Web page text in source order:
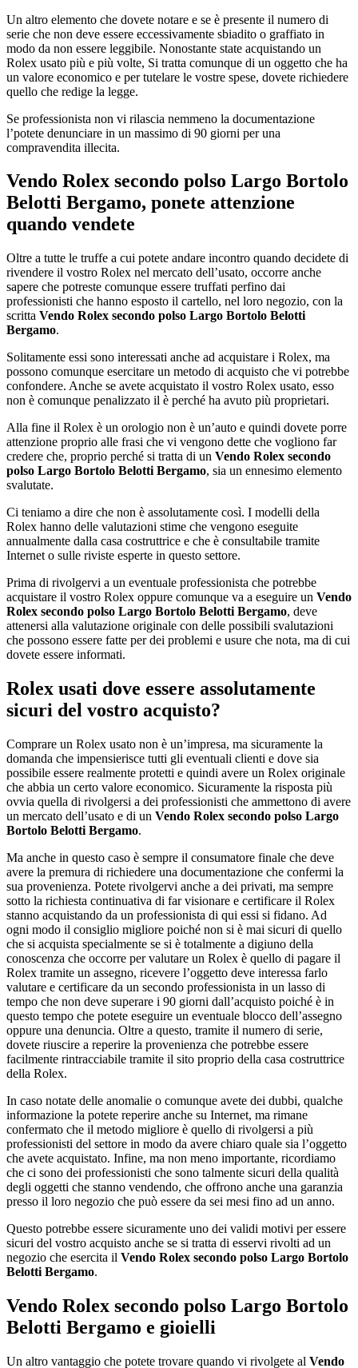
Un altro elemento che dovete notare e se è presente il numero di
serie che non deve essere eccessivamente sbiadito o graffiato in
modo da non essere leggibile. Nonostante state acquistando un
Rolex usato più e più volte, Si tratta comunque di un oggetto che ha
un valore economico e per tutelare le vostre spese, dovete richiedere
quello che redige la legge.
Se professionista non vi rilascia nemmeno la documentazione
l’potete denunciare in un massimo di 90 giorni per una
compravendita illecita.
Vendo Rolex secondo polso Largo Bortolo
Belotti Bergamo, ponete attenzione
quando vendete
Oltre a tutte le truffe a cui potete andare incontro quando decidete di
rivendere il vostro Rolex nel mercato dell’usato, occorre anche
sapere che potreste comunque essere truffati perfino dai
professionisti che hanno esposto il cartello, nel loro negozio, con la
scritta Vendo Rolex secondo polso Largo Bortolo Belotti
Bergamo.
Solitamente essi sono interessati anche ad acquistare i Rolex, ma
possono comunque esercitare un metodo di acquisto che vi potrebbe
confondere. Anche se avete acquistato il vostro Rolex usato, esso
non è comunque penalizzato il è perché ha avuto più proprietari.
Alla fine il Rolex è un orologio non è un’auto e quindi dovete porre
attenzione proprio alle frasi che vi vengono dette che vogliono far
credere che, proprio perché si tratta di un Vendo Rolex secondo
polso Largo Bortolo Belotti Bergamo, sia un ennesimo elemento
svalutate.
Ci teniamo a dire che non è assolutamente così. I modelli della
Rolex hanno delle valutazioni stime che vengono eseguite
annualmente dalla casa costruttrice e che è consultabile tramite
Internet o sulle riviste esperte in questo settore.
Prima di rivolgervi a un eventuale professionista che potrebbe
acquistare il vostro Rolex oppure comunque va a eseguire un Vendo
Rolex secondo polso Largo Bortolo Belotti Bergamo, deve
attenersi alla valutazione originale con delle possibili svalutazioni
che possono essere fatte per dei problemi e usure che nota, ma di cui
dovete essere informati.
Rolex usati dove essere assolutamente
sicuri del vostro acquisto?
Comprare un Rolex usato non è un’impresa, ma sicuramente la
domanda che impensierisce tutti gli eventuali clienti e dove sia
possibile essere realmente protetti e quindi avere un Rolex originale
che abbia un certo valore economico. Sicuramente la risposta più
ovvia quella di rivolgersi a dei professionisti che ammettono di avere
un mercato dell’usato e di un Vendo Rolex secondo polso Largo
Bortolo Belotti Bergamo.
Ma anche in questo caso è sempre il consumatore finale che deve
avere la premura di richiedere una documentazione che confermi la
sua provenienza. Potete rivolgervi anche a dei privati, ma sempre
sotto la richiesta continuativa di far visionare e certificare il Rolex
stanno acquistando da un professionista di qui essi si fidano. Ad
ogni modo il consiglio migliore poiché non si è mai sicuri di quello
che si acquista specialmente se si è totalmente a digiuno della
conoscenza che occorre per valutare un Rolex è quello di pagare il
Rolex tramite un assegno, ricevere l’oggetto deve interessa farlo
valutare e certificare da un secondo professionista in un lasso di
tempo che non deve superare i 90 giorni dall’acquisto poiché è in
questo tempo che potete eseguire un eventuale blocco dell’assegno
oppure una denuncia. Oltre a questo, tramite il numero di serie,
dovete riuscire a reperire la provenienza che potrebbe essere
facilmente rintracciabile tramite il sito proprio della casa costruttrice
della Rolex.
In caso notate delle anomalie o comunque avete dei dubbi, qualche
informazione la potete reperire anche su Internet, ma rimane
confermato che il metodo migliore è quello di rivolgersi a più
professionisti del settore in modo da avere chiaro quale sia l’oggetto
che avete acquistato. Infine, ma non meno importante, ricordiamo
che ci sono dei professionisti che sono talmente sicuri della qualità
degli oggetti che stanno vendendo, che offrono anche una garanzia
presso il loro negozio che può essere da sei mesi fino ad un anno.
Questo potrebbe essere sicuramente uno dei validi motivi per essere
sicuri del vostro acquisto anche se si tratta di esservi rivolti ad un
negozio che esercita il Vendo Rolex secondo polso Largo Bortolo
Belotti Bergamo.
Vendo Rolex secondo polso Largo Bortolo
Belotti Bergamo e gioielli
Un altro vantaggio che potete trovare quando vi rivolgete al Vendo